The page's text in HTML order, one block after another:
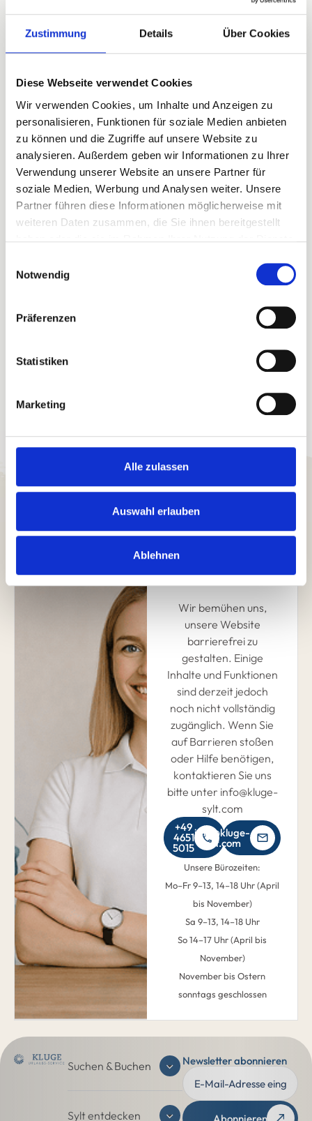
Zustimmung Details Über Cookies
Diese Webseite verwendet Cookies
Wir verwenden Cookies, um Inhalte und Anzeigen zu
personalisieren, Funktionen für soziale Medien anbieten
zu können und die Zugriffe auf unsere Website zu
analysieren. Außerdem geben wir Informationen zu Ihrer
Verwendung unserer Website an unsere Partner für
soziale Medien, Werbung und Analysen weiter. Unsere
Partner führen diese Informationen möglicherweise mit
weiteren Daten zusammen, die Sie ihnen bereitgestellt
Notwendig
Präferenzen
Statistiken
Marketing
Alle zulassen
Auswahl erlauben
Ablehnen
Breite 170-180 cm
2 Bewertungen
Ihre Buchungsvorteile
Sofortige Buchungsbestätigung
Willkommensgruß in der Ferienunterkunft
Wünsche?
Wir bemühen uns,
unsere Website
barrierefrei zu
gestalten. Einige
Inhalte und Funktionen
sind derzeit jedoch
noch nicht vollständig
zugänglich. Wenn Sie
auf Barrieren stoßen
oder Hilfe benötigen,
kontaktieren Sie uns
bitte unter info@kluge-
sylt.com
+49
4651
5015
info@kluge-
sylt.com
Unsere Bürozeiten:
Mo–Fr 9–13, 14–18 Uhr (April
bis November)
Sa 9–13, 14–18 Uhr
So 14–17 Uhr (April bis
November)
November bis Ostern
sonntags geschlossen
Suchen & Buchen
Sylt entdecken
Newsletter abonnieren
Abonnieren